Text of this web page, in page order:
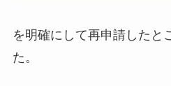
を明確にして再申請したと
た。